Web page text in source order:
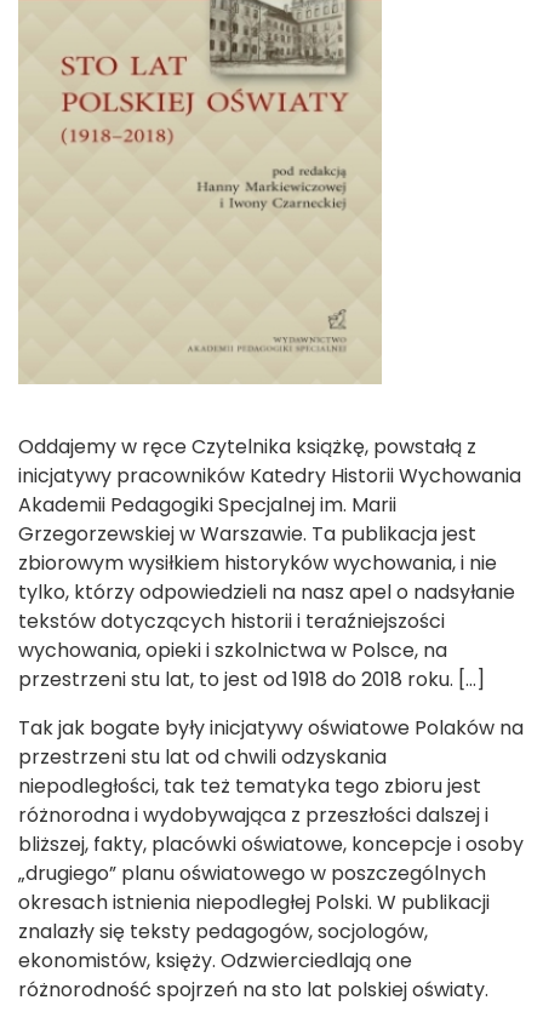
Oddajemy w ręce Czytelnika książkę, powstałą z
inicjatywy pracowników Katedry Historii Wychowania
Akademii Pedagogiki Specjalnej im. Marii
Grzegorzewskiej w Warszawie. Ta publikacja jest
zbiorowym wysiłkiem historyków wychowania, i nie
tylko, którzy odpowiedzieli na nasz apel o nadsyłanie
tekstów dotyczących historii i teraźniejszości
wychowania, opieki i szkolnictwa w Polsce, na
przestrzeni stu lat, to jest od 1918 do 2018 roku. […]
Tak jak bogate były inicjatywy oświatowe Polaków na
przestrzeni stu lat od chwili odzyskania
niepodległości, tak też tematyka tego zbioru jest
różnorodna i wydobywająca z przeszłości dalszej i
bliższej, fakty, placówki oświatowe, koncepcje i osoby
„drugiego” planu oświatowego w poszczególnych
okresach istnienia niepodległej Polski. W publikacji
znalazły się teksty pedagogów, socjologów,
ekonomistów, księży. Odzwierciedlają one
różnorodność spojrzeń na sto lat polskiej oświaty.